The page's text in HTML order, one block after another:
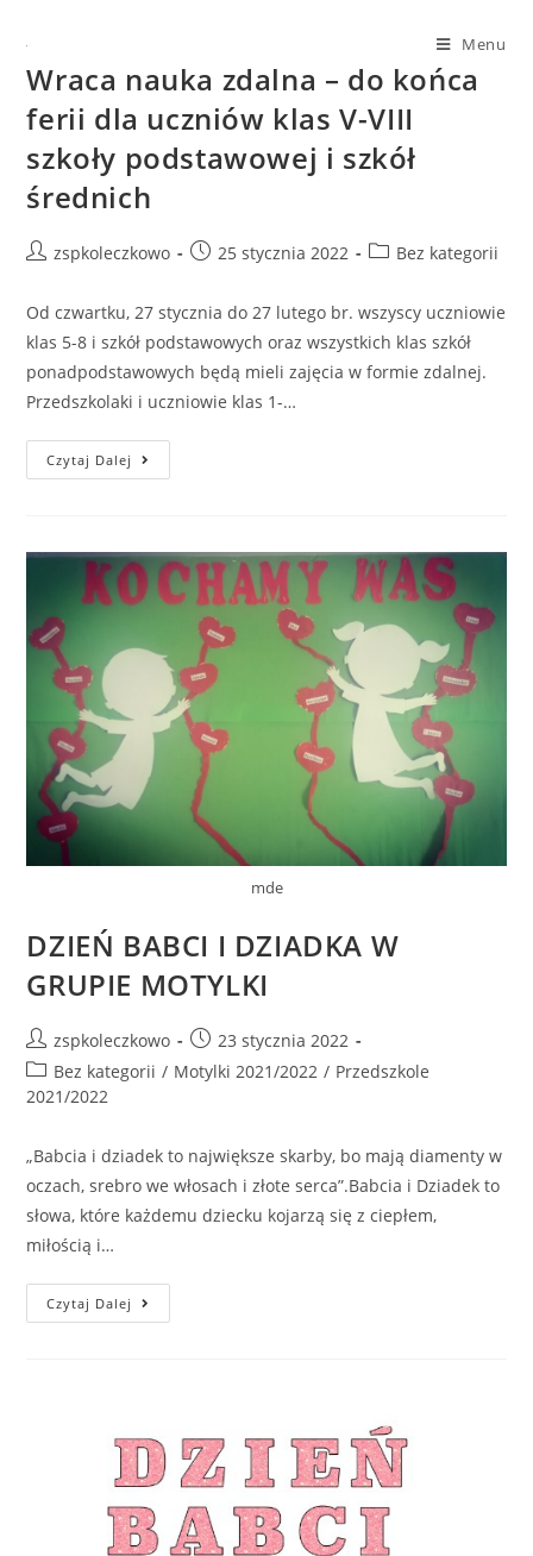
Menu
Wraca nauka zdalna – do końca
ferii dla uczniów klas V-VIII
szkoły podstawowej i szkół
średnich
zspkoleczkowo 25 stycznia 2022 Bez kategorii
Od czwartku, 27 stycznia do 27 lutego br. wszyscy uczniowie
klas 5-8 i szkół podstawowych oraz wszystkich klas szkół
ponadpodstawowych będą mieli zajęcia w formie zdalnej.
Przedszkolaki i uczniowie klas 1-…
Czytaj Dalej
mde
DZIEŃ BABCI I DZIADKA W
GRUPIE MOTYLKI
zspkoleczkowo
23 stycznia 2022
Bez kategorii / Motylki 2021/2022 / Przedszkole
2021/2022
„Babcia i dziadek to największe skarby, bo mają diamenty w
oczach, srebro we włosach i złote serca”.Babcia i Dziadek to
słowa, które każdemu dziecku kojarzą się z ciepłem,
miłością i…
Czytaj Dalej